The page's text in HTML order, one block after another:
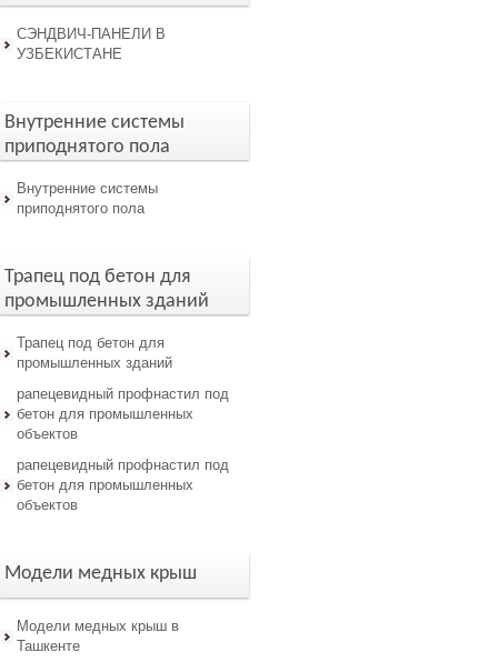
СЭНДВИЧ-ПАНЕЛИ В
УЗБЕКИСТАНЕ
Внутренние системы
приподнятого пола
Внутренние системы
приподнятого пола
Трапец под бетон для
промышленных зданий
Трапец под бетон для
промышленных зданий
рапецевидный профнастил под
бетон для промышленных
объектов
рапецевидный профнастил под
бетон для промышленных
объектов
Модели медных крыш
Модели медных крыш в
Ташкенте